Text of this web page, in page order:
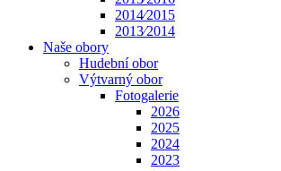
2014⁄2015
2013⁄2014
Naše obory
Hudební obor
Výtvarný obor
Fotogalerie
2026
2025
2024
2023